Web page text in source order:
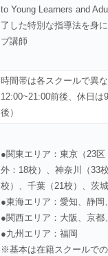
to Young Learners and
了した特別な指導法を身
ブ講師
時間帯は各スクールで異
12:00~21:00前後、休日は
後）
●関東エリア：東京（23区
外：18校）、神奈川（33
校）、千葉（21校）、茨城
●東海エリア：愛知、静岡
●関西エリア：大阪、京都
●九州エリア：福岡
※基本は在籍スクールで